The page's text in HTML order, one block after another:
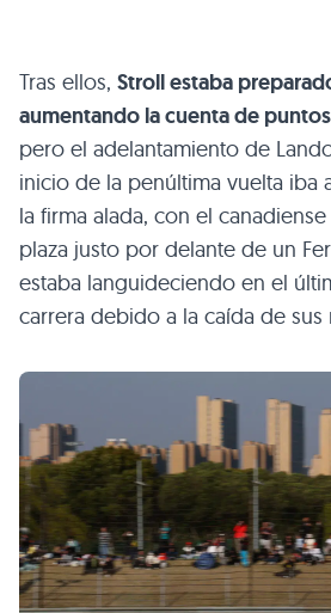
Tras ellos, Stroll estaba
aumentando la cuenta de
pero el adelantamiento de
inicio de la penúltima vuelta iba
la firma alada, con el
plaza justo por delante de un
estaba languideciendo en el
carrera debido a la caída de sus